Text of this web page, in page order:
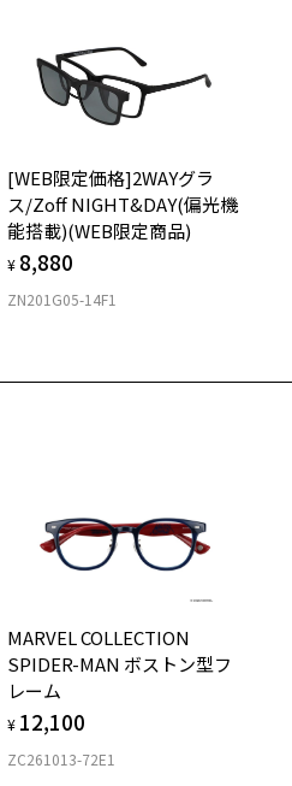
ブルーロック 」 製作委員会
と異なる場合がございます。
様とは若干異なる場合がありま
レンズ交換券」が付属いたしま
のみ「セットレンズ」に交換で
作成できます。
有効です。
別料金を頂戴いたします。詳し
を確認するには？
込みの重さ
きます。
期間は初期の期間から延長されま
、定期的な視力測定をおす
[WEB限定価格]2WAYグラ
ス/Zoff NIGHT&DAY(偏光機
能搭載)(WEB限定商品)
¥ 8,880
ZN201G05-14F1
MARVEL COLLECTION
SPIDER-MAN ボストン型フ
レーム
¥ 12,100
ZC261013-72E1